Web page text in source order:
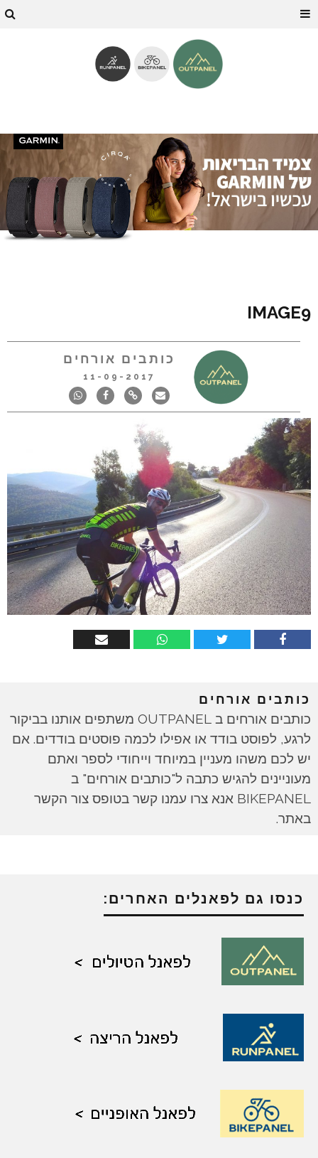
IMAGE9
כותבים אורחים
11-09-2017
כותבים אורחים
כותבים אורחים ב OUTPANEL משתפים אותנו בביקור
לרגע, לפוסט בודד או אפילו לכמה פוסטים בודדים. אם
יש לכם משהו מעניין במיוחד וייחודי לספר ואתם
מעוניינים להגיש כתבה ל"כותבים אורחים" ב
BIKEPANEL אנא צרו עמנו קשר בטופס צור הקשר
באתר.
כנסו גם לפאנלים האחרים: